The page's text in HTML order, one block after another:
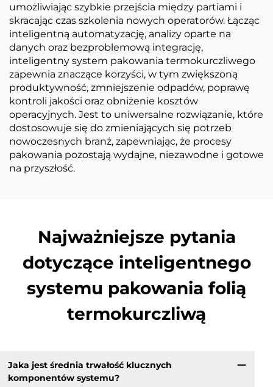
umożliwiając szybkie przejścia między partiami i
skracając czas szkolenia nowych operatorów. Łącząc
inteligentną automatyzację, analizy oparte na
danych oraz bezproblemową integrację,
inteligentny system pakowania termokurczliwego
zapewnia znaczące korzyści, w tym zwiększoną
produktywność, zmniejszenie odpadów, poprawę
kontroli jakości oraz obniżenie kosztów
operacyjnych. Jest to uniwersalne rozwiązanie, które
dostosowuje się do zmieniających się potrzeb
nowoczesnych branż, zapewniając, że procesy
pakowania pozostają wydajne, niezawodne i gotowe
na przyszłość.
Najważniejsze pytania
dotyczące inteligentnego
systemu pakowania folią
termokurczliwą
Jaka jest średnia trwałość klucznych
komponentów systemu?